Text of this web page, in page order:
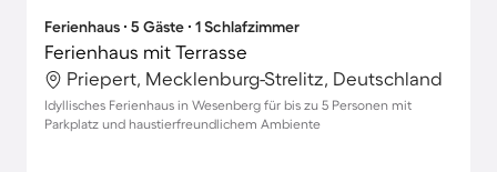
Ferienhaus ∙ 5 Gäste ∙ 1 Schlafzimmer
Ferienhaus mit Terrasse
Priepert, Mecklenburg-Strelitz, Deutschland
Idyllisches Ferienhaus in Wesenberg für bis zu 5 Personen mit
Parkplatz und haustierfreundlichem Ambiente